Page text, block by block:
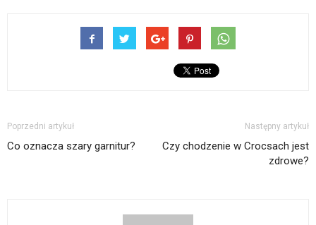
Poprzedni artykuł
Co oznacza szary garnitur?
Następny artykuł
Czy chodzenie w Crocsach jest
zdrowe?